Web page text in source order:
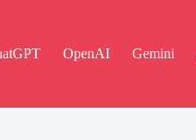
OpenAI Gemini